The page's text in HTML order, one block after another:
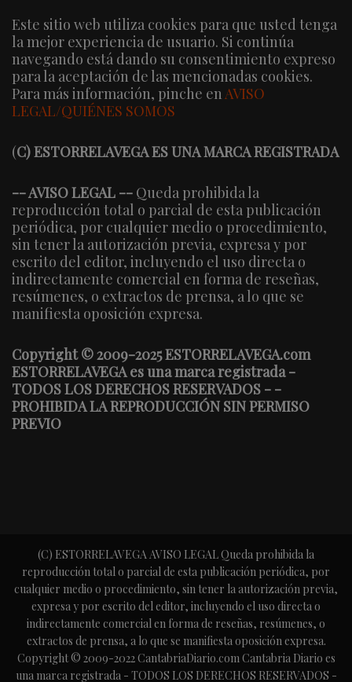
Este sitio web utiliza cookies para que usted tenga
la mejor experiencia de usuario. Si continúa
navegando está dando su consentimiento expreso
para la aceptación de las mencionadas cookies.
Para más información, pinche en AVISO
LEGAL/QUIÉNES SOMOS
(C) ESTORRELAVEGA ES UNA MARCA REGISTRADA
-- AVISO LEGAL -- Queda prohibida la
reproducción total o parcial de esta publicación
periódica, por cualquier medio o procedimiento,
sin tener la autorización previa, expresa y por
escrito del editor, incluyendo el uso directa o
indirectamente comercial en forma de reseñas,
resúmenes, o extractos de prensa, a lo que se
manifiesta oposición expresa.
Copyright © 2009-2025 ESTORRELAVEGA.com
ESTORRELAVEGA es una marca registrada -
TODOS LOS DERECHOS RESERVADOS - -
PROHIBIDA LA REPRODUCCIÓN SIN PERMISO
PREVIO
(C) ESTORRELAVEGA AVISO LEGAL Queda prohibida la
reproducción total o parcial de esta publicación periódica, por
cualquier medio o procedimiento, sin tener la autorización previa,
expresa y por escrito del editor, incluyendo el uso directa o
indirectamente comercial en forma de reseñas, resúmenes, o
extractos de prensa, a lo que se manifiesta oposición expresa.
Copyright © 2009-2022 CantabriaDiario.com Cantabria Diario es
una marca registrada - TODOS LOS DERECHOS RESERVADOS -